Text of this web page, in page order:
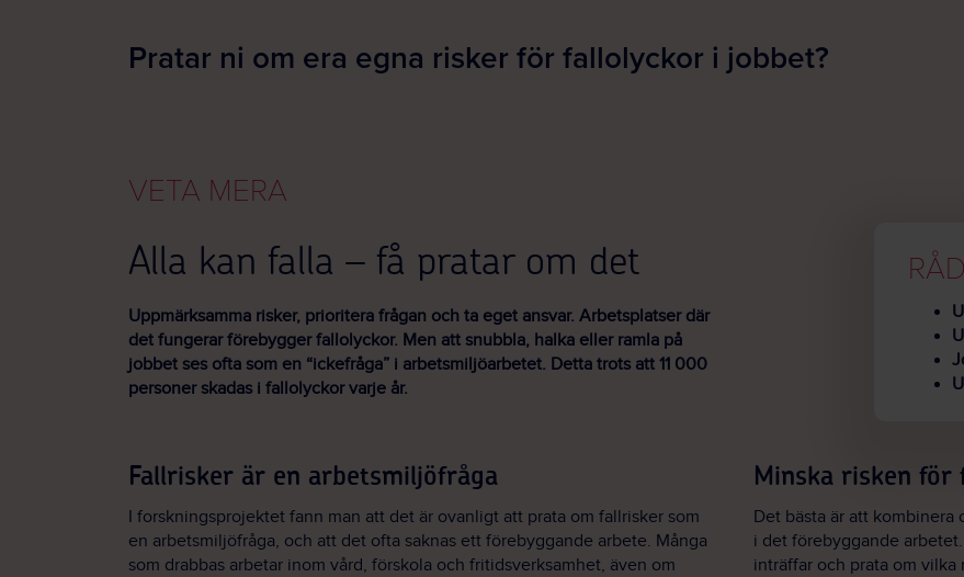
Pratar ni om era egna risker för fallolyckor i jobbet?
VETA MERA
Alla kan falla – få pratar om det
Uppmärksamma risker, prioritera frågan och ta eget ansvar. Arbetsplatser där
det fungerar förebygger fallolyckor. Men att snubbla, halka eller ramla på
jobbet ses ofta som en “ickefråga” i arbetsmiljöarbetet. Detta trots att 11 000
personer skadas i fallolyckor varje år.
Fallrisker är en arbetsmiljöfråga
I forskningsprojektet fann man att det är ovanligt att prata om fallrisker som
en arbetsmiljöfråga, och att det ofta saknas ett förebyggande arbete. Många
som drabbas arbetar inom vård, förskola och fritidsverksamhet, även om
Minska risken
Det bästa är att
i det förebyggande
inträffar och prata om vilka